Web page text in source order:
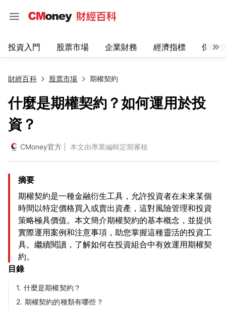
投資入門 股票市場 企業財務 經濟指標 保險
財經百科 股票市場 期權契約
什麼是期權契約？如何運用於投
資？
CMoney官方 | 本文由專業編輯定期審核
摘要
期權契約是一種金融衍生工具，允許投資者在未來某個
時間以特定價格買入或賣出資產，這對風險管理和投資
策略極具價值。本文簡介期權契約的基本概念，並提供
實際運用案例和注意事項，助您掌握這種靈活的投資工
具。繼續閱讀，了解如何在投資組合中有效運用期權契
約。
目錄
1. 什麼是期權契約？
2. 期權契約的種類有哪些？